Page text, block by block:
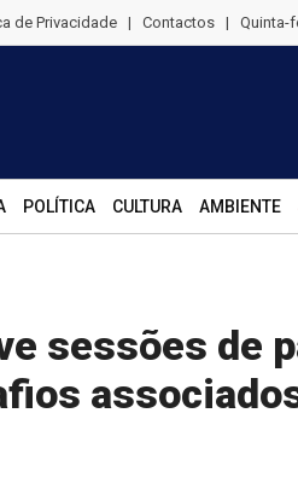
de Privacidade | Contactos | Quinta-
POLÍTICA CULTURA AMBIENTE
sessões de